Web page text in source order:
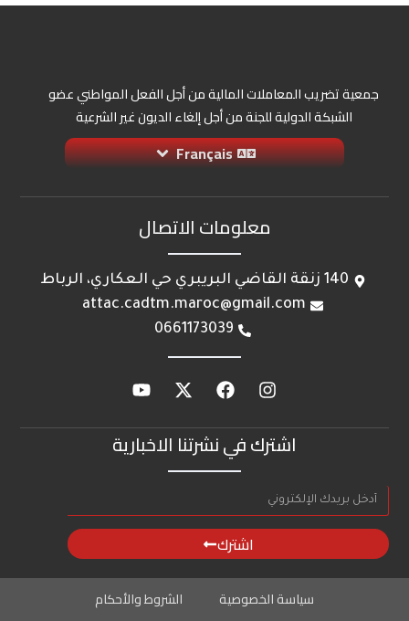
اشترك في نشرتنا الاخبارية
اشترك
معلومات الاتصال
140 زنقة القاضي البريبري حي العكاري، الرباط
attac.cadtm.maroc@gmail.com
0661173039
جمعية تضريب المعاملات المالية من أجل الفعل المواطني عضو
الشبكة الدولية للجنة من أجل إلغاء الديون غير الشرعية
Français
سياسة الخصوصية الشروط والأحكام